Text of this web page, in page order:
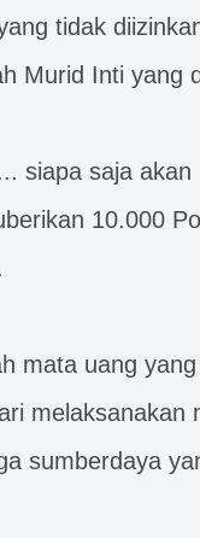
tidak
Murid Inti yang
siapa saja
10.000
mata uang
sumberdaya